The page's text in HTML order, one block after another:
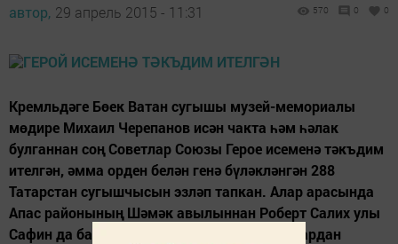
автор, 29 апрель 2015 - 11:31 570 0 0
Кремльдәге Бөек Ватан сугышы музей-мемориалы
мөдире Михаил Черепанов исән чакта һәм һәлак
булганнан соң Советлар Союзы Герое исеменә тәкъдим
ителгән, әмма орден белән генә бүләкләнгән 288
Татарстан сугышчысын эзләп тапкан. Алар арасында
Апас районының Шәмәк авылыннан Роберт Салих улы
Сафин да бар. "Ул, ышанычлы мәгълүматлардан